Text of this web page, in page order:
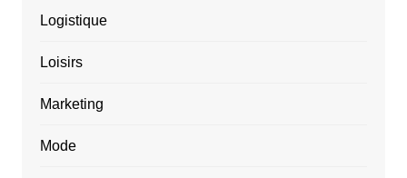
Logistique
Loisirs
Marketing
Mode